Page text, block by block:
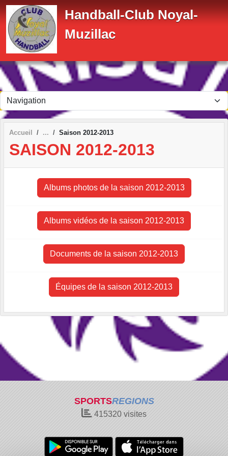
Handball-Club Noyal-
Muzillac
Accueil Saison 2012-2013
SAISON 2012-2013
Albums photos de la saison 2012-2013
Albums vidéos de la saison 2012-2013
Documents de la saison 2012-2013
Équipes de la saison 2012-2013
SPORTSREGIONS
415320 visites
Panneau de gestion des cookies